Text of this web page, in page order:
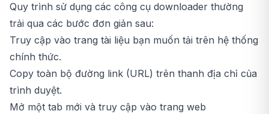
Quy trình sử dụng các công cụ downloader thường
trải qua các bước đơn giản sau:
Truy cập vào trang tài liệu bạn muốn tải trên hệ thống
chính thức.
Copy toàn bộ đường link (URL) trên thanh địa chỉ của
trình duyệt.
Mở một tab mới và truy cập vào trang web